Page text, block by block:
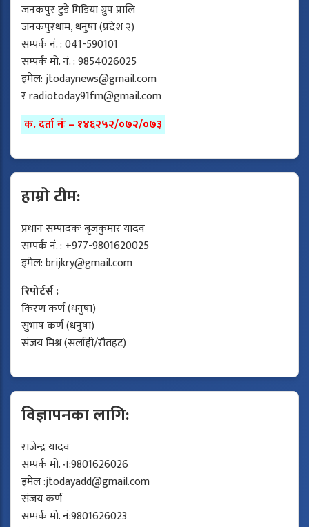
जनकपुर टुडे मिडिया ग्रुप प्रालि
जनकपुरधाम, धनुषा (प्रदेश २)
सम्पर्क नं. : 041-590101
सम्पर्क मो. नं. : 9854026025
इमेल:jtodaynews@gmail.com
रradiotoday91fm@gmail.com
क. दर्ता नंः – १४६२५२/०७२/०७३
हाम्रो टीम:
प्रधान सम्पादकः बृजकुमार यादव
सम्पर्क नं. : +977-9801620025
इमेल:brijkry@gmail.com
रिपोर्टर्स :
किरण कर्ण (धनुषा)
सुभाष कर्ण (धनुषा)
संजय मिश्र (सर्लाही/रौतहट)
विज्ञापनका लागि:
राजेन्द्र यादव
सम्पर्क मो. नं:9801626026
इमेल :jtodayadd@gmail.com
संजय कर्ण
सम्पर्क मो. नं:9801626023